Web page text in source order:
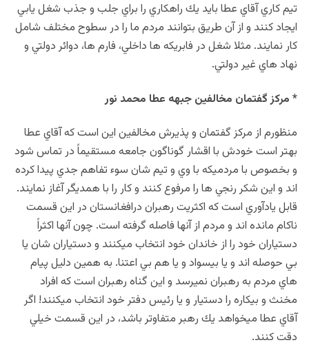
تيم كاري آقاي عطا بايد يك راهكاري را براي جلب و جذب شغل يابي
ايجاد كنند و از آن طريق بتوانند مردم ما را در سطوح مختلف شامل
كار نمايند. مثلا شغل در فابريكه ها داخلي، فارم ها، دوائر دولتي و
نهاد هاي غير دولتي.
* مركز گفتمان مخالفين جبهه عطا محمد نور
منظورم از مركز گفتمان و پذيرش مخالفين اين است كه آقاي عطا
بهتر است خودش با اقشار گوناگون جامعه مستقيماً در تماس شود
و بخصوص با مردميكه با وي و تيم شان سوء تفاهم جدي پيدا كرده
اند و اين شكر رنجي ها را مرفوع كنند و كار را با همديگر آغاز نمايند.
قابل يادآوري است كه اكثريت رهبران درافغانستان در اين قسمت
ناكام مانده اند و مردم از آنها فاصله گرفته است. چون آنها اكثراً
دستياران خود را از خاندان خود انتخاب ميكنند و دستياران شان يا
بي حوصله اند و يا بيسواد و يا هم بي اعتنا. به همين دليل پيام
هاي مردم به رهبران نميرسد و اين گناه رهبران است كه افراد
مخنث و بيكاره را دستيار و يا رئيس دفتر خود انتخاب ميكنند! اگر
آقاي عطا ميخواهد يك رهبر متفاوتر باشد، در اين قسمت خيلي
دقت كنند.